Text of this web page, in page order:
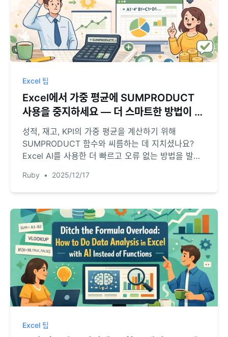
Excel 팁
Excel에서 가중 평균에 SUMPRODUCT
사용을 중지하세요 — 더 스마트한 방법이 있
습니다
성적, 재고, KPI의 가중 평균을 계산하기 위해
SUMPRODUCT 함수와 씨름하는 데 지치셨나요?
Excel AI를 사용한 더 빠르고 오류 없는 방법을 발견
을 대신해 줍니다.
Ruby • 2025/12/17
Excel 팁